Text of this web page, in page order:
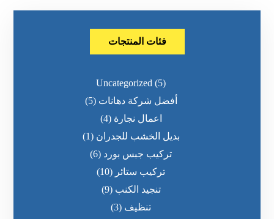
فئات المنتجات
Uncategorized (5)
أفضل شركة دهانات (5)
اعمال نجارة (4)
بديل الخشب للجدران (1)
تركيب جبس بورد (6)
تركيب ستائر (10)
تنجيد الكنب (9)
تنظيف (3)